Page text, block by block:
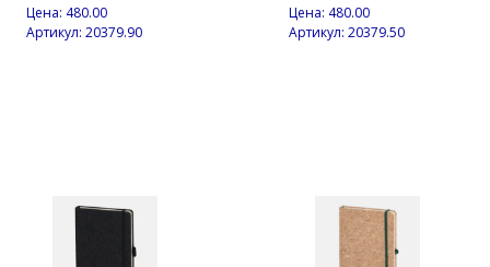
Цена: 480.00
Артикул: 20379.90
Цена: 480.00
Артикул: 20379.50